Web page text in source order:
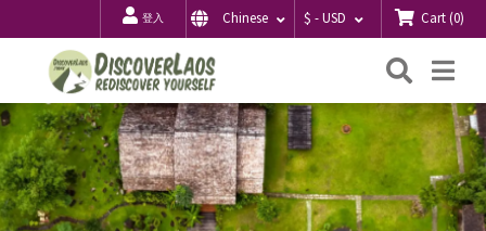
登入 Chinese $ - USD Cart(0)
搜